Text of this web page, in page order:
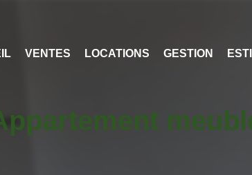
VENTES LOCATIONS GESTION